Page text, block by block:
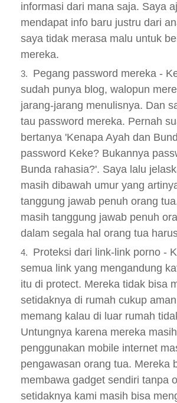
informasi dari mana saja. Saya
mendapat info baru justru dari
saya tidak merasa malu untuk
mereka.
Pegang password mereka -
sudah punya blog, walopun
jarang-jarang menulisnya. Dan
tau password mereka. Pernah
bertanya 'Kenapa Ayah dan
password Keke? Bukannya
Bunda rahasia?'. Saya lalu
masih dibawah umur yang
tanggung jawab penuh orang
masih tanggung jawab penuh
dalam segala hal orang tua
Proteksi dari link-link porno -
semua link yang mengandung
itu di protect. Mereka tidak bisa
setidaknya di rumah cukup
memang kalau di luar rumah
Untungnya karena mereka
penggunakan mobile internet
pengawasan orang tua. Mereka
membawa gadget sendiri tanpa
setidaknya kami masih bisa